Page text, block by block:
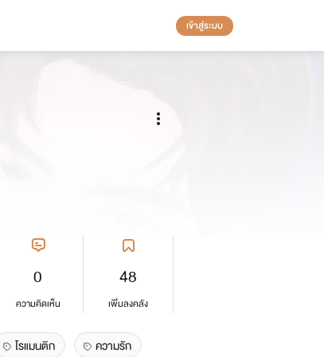
เข้าสู่ระบบ
0
ความคิดเห็น
48
เพิ่มลงคลัง
โรแมนติก
ความรัก